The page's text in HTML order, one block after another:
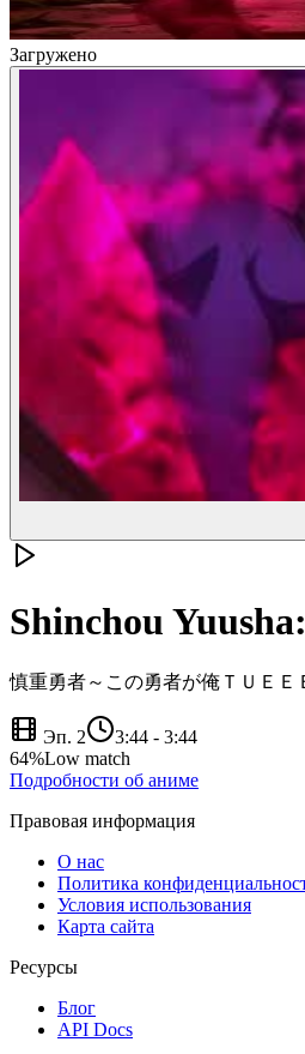
Загружено
Shinchou
慎重勇者～この勇者が俺ＴＵＥＥ
Эп. 2 3:44 - 3:44
64%Low match
Подробности об аниме
Правовая информация
О нас
Политика
Условия использования
Карта сайта
Ресурсы
Блог
API Docs